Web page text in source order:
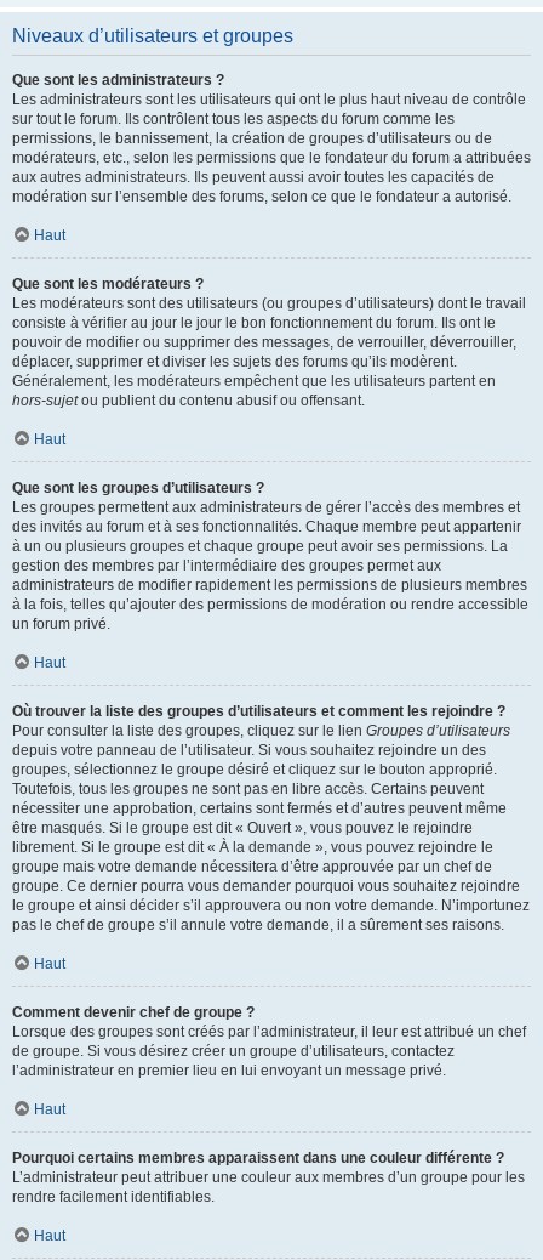
Niveaux d’utilisateurs et groupes
Que sont les administrateurs ?
Les administrateurs sont les utilisateurs qui ont le plus haut niveau de contrôle
sur tout le forum. Ils contrôlent tous les aspects du forum comme les
permissions, le bannissement, la création de groupes d’utilisateurs ou de
modérateurs, etc., selon les permissions que le fondateur du forum a attribuées
aux autres administrateurs. Ils peuvent aussi avoir toutes les capacités de
modération sur l’ensemble des forums, selon ce que le fondateur a autorisé.
Haut
Que sont les modérateurs ?
Les modérateurs sont des utilisateurs (ou groupes d’utilisateurs) dont le travail
consiste à vérifier au jour le jour le bon fonctionnement du forum. Ils ont le
pouvoir de modifier ou supprimer des messages, de verrouiller, déverrouiller,
déplacer, supprimer et diviser les sujets des forums qu’ils modèrent.
Généralement, les modérateurs empêchent que les utilisateurs partent en
hors-sujetou publient du contenu abusif ou offensant.
Haut
Que sont les groupes d’utilisateurs ?
Les groupes permettent aux administrateurs de gérer l’accès des membres et
des invités au forum et à ses fonctionnalités. Chaque membre peut appartenir
à un ou plusieurs groupes et chaque groupe peut avoir ses permissions. La
gestion des membres par l’intermédiaire des groupes permet aux
administrateurs de modifier rapidement les permissions de plusieurs membres
à la fois, telles qu’ajouter des permissions de modération ou rendre accessible
un forum privé.
Haut
Où trouver la liste des groupes d’utilisateurs et comment les rejoindre ?
Pour consulter la liste des groupes, cliquez sur le lien Groupes d’utilisateurs
depuis votre panneau de l’utilisateur. Si vous souhaitez rejoindre un des
groupes, sélectionnez le groupe désiré et cliquez sur le bouton approprié.
Toutefois, tous les groupes ne sont pas en libre accès. Certains peuvent
nécessiter une approbation, certains sont fermés et d’autres peuvent même
être masqués. Si le groupe est dit « Ouvert », vous pouvez le rejoindre
librement. Si le groupe est dit « À la demande », vous pouvez rejoindre le
groupe mais votre demande nécessitera d’être approuvée par un chef de
groupe. Ce dernier pourra vous demander pourquoi vous souhaitez rejoindre
le groupe et ainsi décider s’il approuvera ou non votre demande. N’importunez
pas le chef de groupe s’il annule votre demande, il a sûrement ses raisons.
Haut
Comment devenir chef de groupe ?
Lorsque des groupes sont créés par l’administrateur, il leur est attribué un chef
de groupe. Si vous désirez créer un groupe d’utilisateurs, contactez
l’administrateur en premier lieu en lui envoyant un message privé.
Haut
Pourquoi certains membres apparaissent dans une couleur différente ?
L’administrateur peut attribuer une couleur aux membres d’un groupe pour les
rendre facilement identifiables.
Haut